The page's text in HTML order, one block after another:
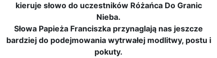
kieruje słowo do uczestników Różańca Do Granic
Nieba.
Słowa Papieża Franciszka przynaglają nas jeszcze
bardziej do podejmowania wytrwałej modlitwy, postu i
pokuty.